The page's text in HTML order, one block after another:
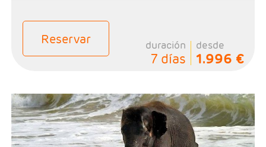
Reservar duración
7 días
desde
1.996 €
- Salidas: Diarias
- Ruta: Stone Town 1 noche, Sadani 2 noche y playas de
Zanzibar 2 noches (ampliables)
- Categoría hotelera: A elección del cliente